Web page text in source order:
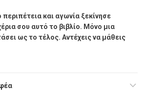
περιπέτεια και αγωνία ξεκίνησε
σου αυτό το βιβλίο. Μόνο μια
ως το τέλος. Αντέχεις να μάθεις